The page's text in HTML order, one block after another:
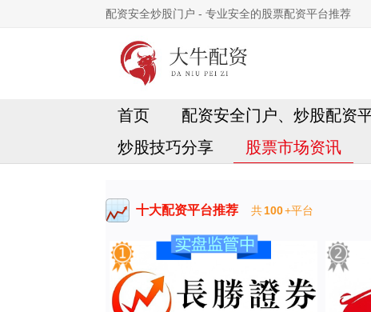
配资安全炒股门户 - 专业安全的股票配资平台推荐
首页 配资安全门户、炒股配资
炒股技巧分享
股票市场资讯
十大配资平台推荐 共100+平台